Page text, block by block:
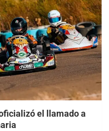
el llamado a